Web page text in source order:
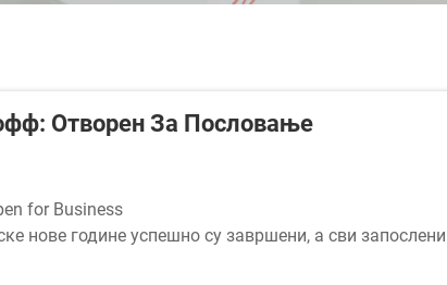
Отворен За Пословање
for Business
нове године успешно су завршени, а сви